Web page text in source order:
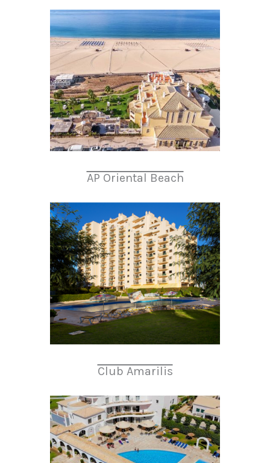
AP Oriental Beach
Club Amarilis